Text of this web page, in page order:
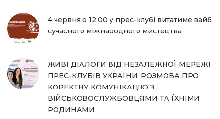
4 червня о 12.00 у прес-клубі витатиме вайб
сучасного міжнародного мистецтва
ЖИВІ ДІАЛОГИ ВІД НЕЗАЛЕЖНОЇ МЕРЕЖІ
ПРЕС-КЛУБІВ УКРАЇНИ: РОЗМОВА ПРО
КОРЕКТНУ КОМУНІКАЦІЮ З
ВІЙСЬКОВОСЛУЖБОВЦЯМИ ТА ЇХНІМИ
РОДИНАМИ